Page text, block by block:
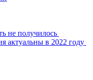
не получилось
актуальны в 2022 году